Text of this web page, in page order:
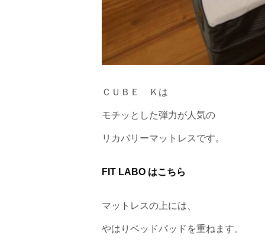
ＣＵＢＥ Ｋは
モチッとした弾力が人気の
リカバリーマットレスです。
FIT LABO はこちら
マットレスの上には、
やはりベッドパッドを重ねます。